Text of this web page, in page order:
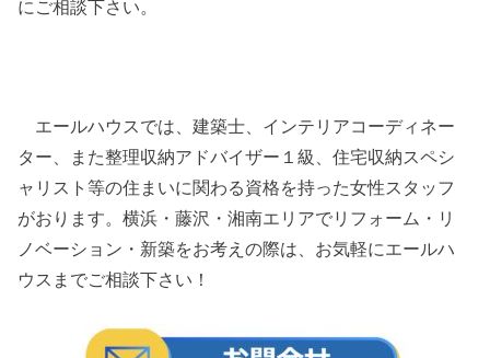
にご相談下さい。
エールハウスでは、建築士、インテリアコーディネー
ター、また整理収納アドバイザー１級、住宅収納スペシ
ャリスト等の住まいに関わる資格を持った女性スタッフ
がおります。横浜・藤沢・湘南エリアでリフォーム・リ
ノベーション・新築をお考えの際は、お気軽にエールハ
ウスまでご相談下さい！